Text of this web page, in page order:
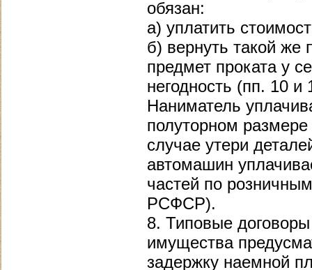
обязан:
а) уплатить
б) вернуть такой же
предмет проката у
негодность (пп. 10
Наниматель
полуторном
случае утери
автомашин
частей по
РСФСР).
8. Типовые
имущества
задержку наемной